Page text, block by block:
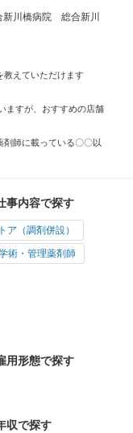
川橋病院 総合新川
教えていただけます
ますが、おすすめの店舗
剤師に載っている〇〇以
事内容で探す
ア（調剤併設）
術・管理薬剤師
用形態で探す
収で探す